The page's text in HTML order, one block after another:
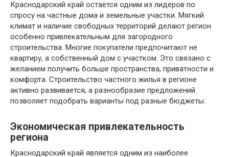
Краснодарский край остаётся одним из лидеров по
спросу на частные дома и земельные участки. Мягкий
климат и наличие свободных территорий делают регион
особенно привлекательным для загородного
строительства. Многие покупатели предпочитают не
квартиру, а собственный дом с участком. Это связано с
желанием получить больше пространства, приватности и
комфорта. Строительство частного жилья в регионе
активно развивается, а разнообразие предложений
позволяет подобрать варианты под разные бюджеты.
Экономическая привлекательность
региона
Краснодарский край является одним из наиболее